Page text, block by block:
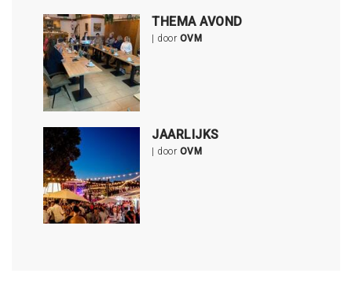
THEMA AVOND
| door OVM
JAARLIJKS
| door OVM